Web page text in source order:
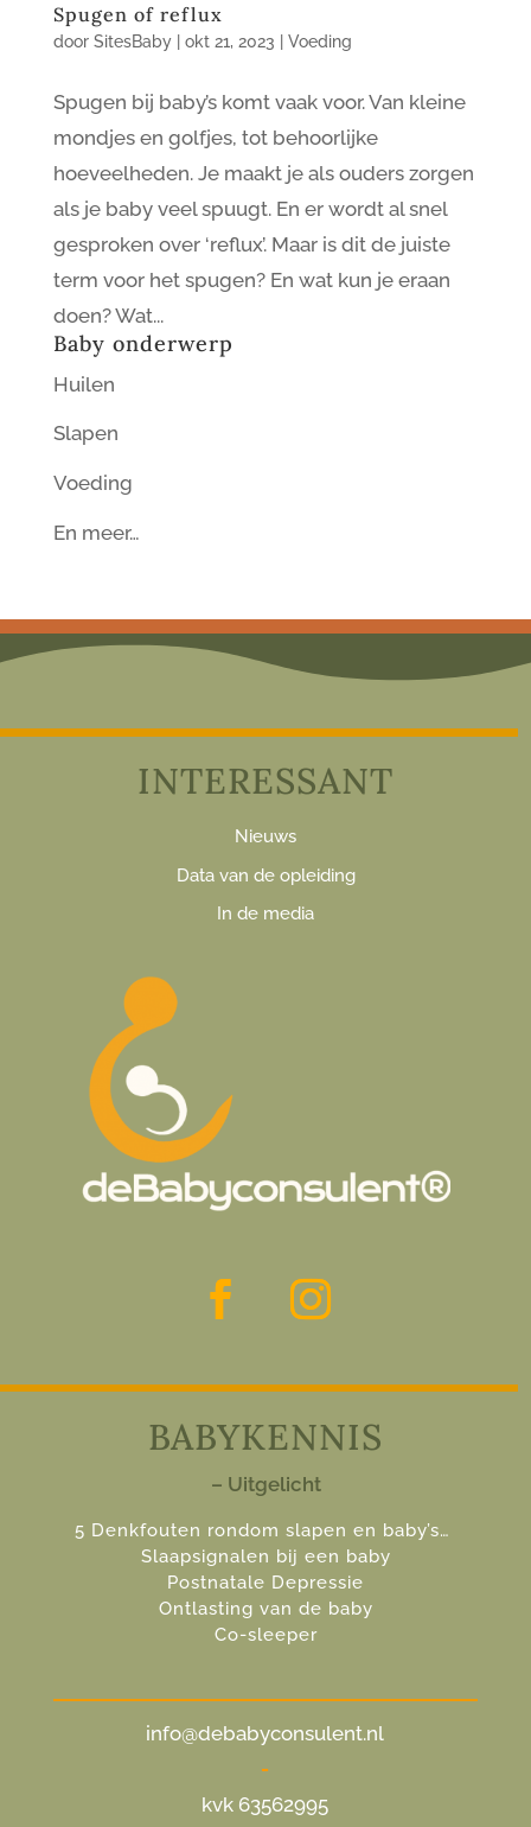
Spugen of reflux
door SitesBaby| okt 21, 2023 | Voeding
Spugen bij baby’s komt vaak voor. Van kleine
mondjes en golfjes, tot behoorlijke
hoeveelheden. Je maakt je als ouders zorgen
als je baby veel spuugt. En er wordt al snel
gesproken over ‘reflux’. Maar is dit de juiste
term voor het spugen? En wat kun je eraan
doen? Wat...
Baby onderwerp
Huilen
Slapen
Voeding
En meer…
INTERESSANT
Nieuws
Data van de opleiding
In de media
BABYKENNIS
– Uitgelicht
5 Denkfouten rondom slapen en baby’s…
Slaapsignalen bij een baby
Postnatale Depressie
Ontlasting van de baby
Co-sleeper
info@debabyconsulent.nl
-
kvk 63562995